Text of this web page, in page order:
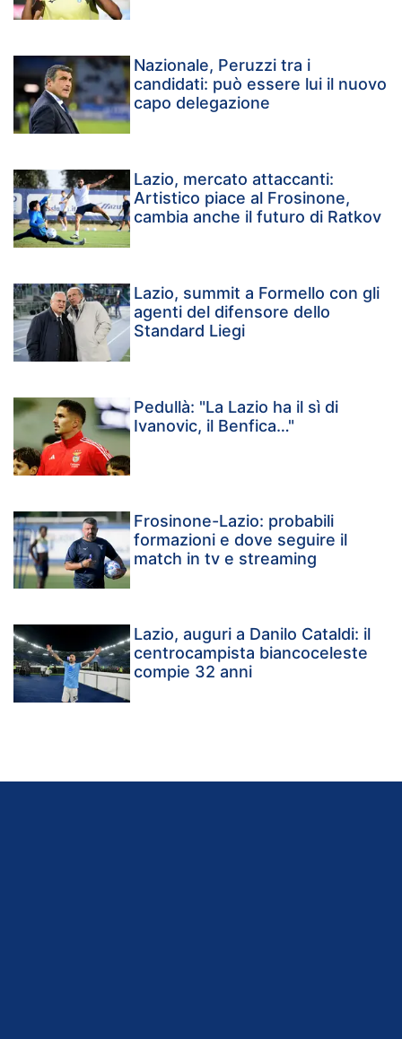
Nazionale, Peruzzi tra i
candidati: può essere lui il nuovo
capo delegazione
Lazio, mercato attaccanti:
Artistico piace al Frosinone,
cambia anche il futuro di Ratkov
Lazio, summit a Formello con gli
agenti del difensore dello
Standard Liegi
Pedullà: "La Lazio ha il sì di
Ivanovic, il Benfica…"
Frosinone-Lazio: probabili
formazioni e dove seguire il
match in tv e streaming
Lazio, auguri a Danilo Cataldi: il
centrocampista biancoceleste
compie 32 anni